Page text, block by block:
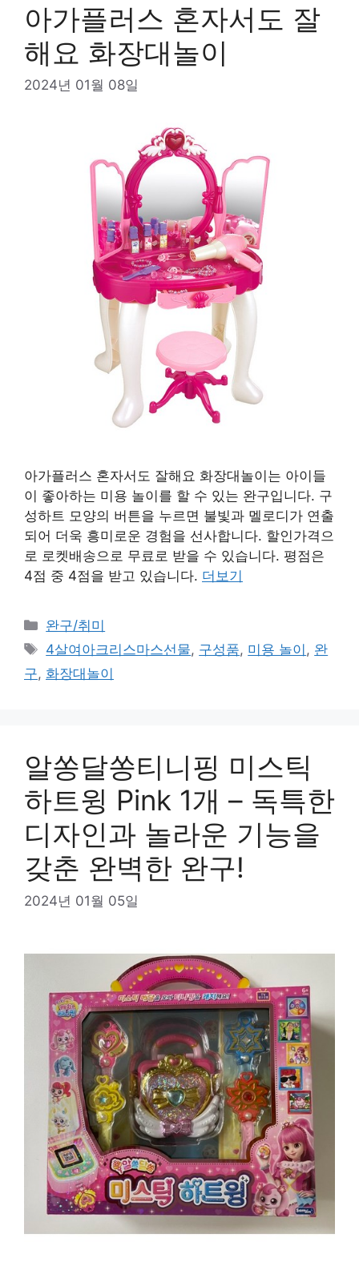
아가플러스 혼자서도 잘
해요 화장대놀이
2024년 01월 08일
아가플러스 혼자서도 잘해요 화장대놀이는 아이들
이 좋아하는 미용 놀이를 할 수 있는 완구입니다. 구
성하트 모양의 버튼을 누르면 불빛과 멜로디가 연출
되어 더욱 흥미로운 경험을 선사합니다. 할인가격으
로 로켓배송으로 무료로 받을 수 있습니다. 평점은
4점 중 4점을 받고 있습니다. 더보기
카
테
리
완구/취미
태
그
4살여아크리스마스선물, 구성품, 미용 놀이 , 완
구, 화장대놀이
알쏭달쏭티니핑 미스틱
하트윙 Pink 1개 – 독특한
디자인과 놀라운 기능을
갖춘 완벽한 완구!
2024년 01월 05일